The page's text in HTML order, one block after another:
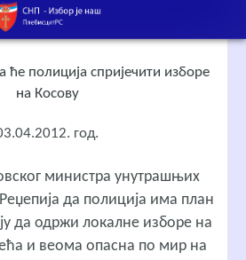
ће полиција спријечити изборе
на Косову
год.
министра унутрашњих
да полиција има план
да одржи локалне изборе на
и веома опасна по мир на